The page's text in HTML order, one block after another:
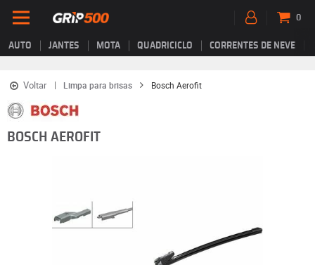
AUTO JANTES MOTA QUADRICICLO CORRENTES DE NEVE
0
Voltar Limpa para brisas Bosch Aerofit
BOSCH AEROFIT